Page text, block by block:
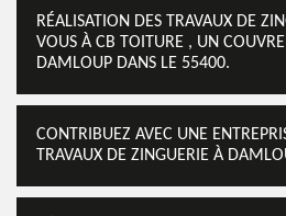
RÉALISATION DES TRAVAUX DE
VOUS À CB TOITURE , UN
DAMLOUP DANS LE 55400.
CONTRIBUEZ AVEC UNE
TRAVAUX DE ZINGUERIE À